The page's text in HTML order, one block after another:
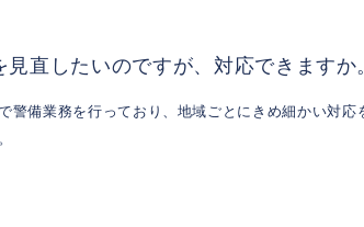
直したいのですが、対応できますか。
警備業務を行っており、地域ごとにきめ細かい対応